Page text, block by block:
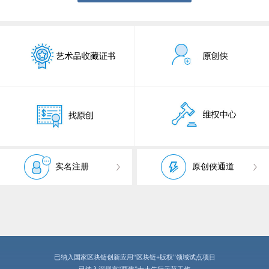
实名注册 原创侠通道
已纳入国家区块链创新应用“区块链+版权”领域试点项目